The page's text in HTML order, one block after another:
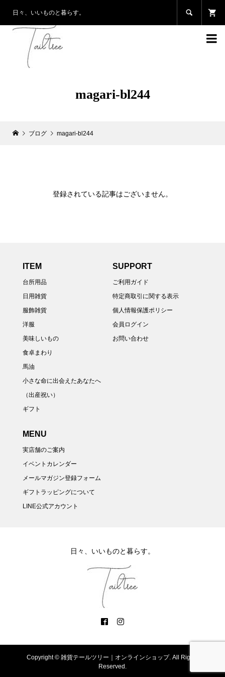
日々、いいものと暮らす。 

magari-bl244
ブログ magari-bl244
登録されている記事はございません。
ITEM
台所用品
日用雑貨
服飾雑貨
洋服
美味しいもの
食卓まわり
馬油
小さな命に出会えたあなたへ
（出産祝い）
ギフト
SUPPORT
ご利用ガイド
特定商取引に関する表示
個人情報保護ポリシー
会員ログイン
お問い合わせ
MENU
実店舗のご案内
イベントカレンダー
メールマガジン登録フォーム
ギフトラッピングについて
LINE公式アカウント
日々、いいものと暮らす。
Copyright © 雑貨テールツリー｜オンラインショップ. All Rights
Reserved.